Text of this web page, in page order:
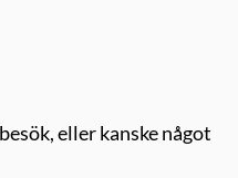
eller kanske något